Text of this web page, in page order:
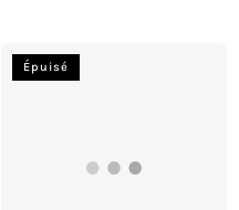
Épuisé